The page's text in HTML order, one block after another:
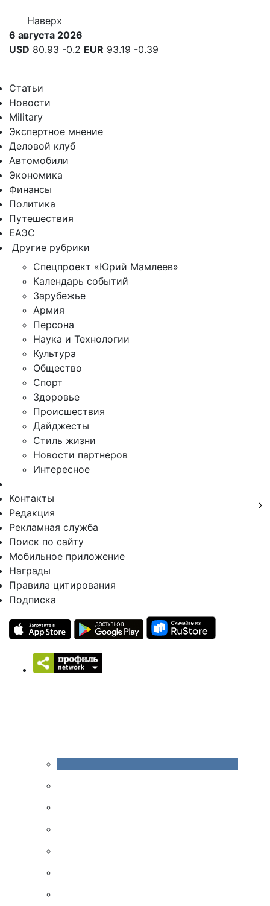
Наверх
6 августа 2026
USD 80.93 -0.2 EUR 93.19 -0.39
Статьи
Новости
Military
Экспертное мнение
Деловой клуб
Автомобили
Экономика
Финансы
Политика
Путешествия
ЕАЭС
Другие рубрики
Спецпроект «Юрий Мамлеев»
Календарь событий
Зарубежье
Армия
Персона
Наука и Технологии
Культура
Общество
Спорт
Здоровье
Происшествия
Дайджесты
Стиль жизни
Новости партнеров
Интересное
Контакты
Редакция
Рекламная служба
Поиск по сайту
Мобильное приложение
Награды
Правила цитирования
Подписка